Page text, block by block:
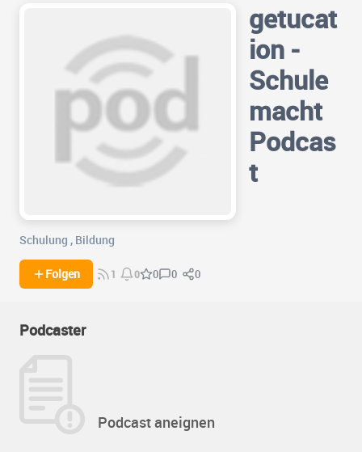
getucat
ion -
Schule
macht
Podcas
t
Schulung , Bildung
Folgen 1 0 0 0 0
Podcaster
Podcast aneignen